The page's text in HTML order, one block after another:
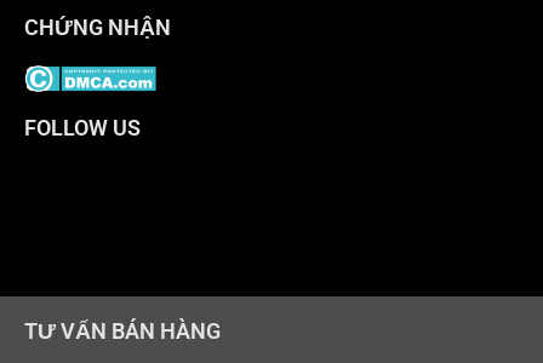
CHỨNG NHẬN
FOLLOW US
TƯ VẤN BÁN HÀNG